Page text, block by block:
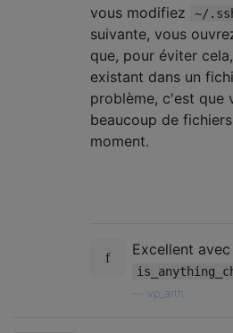
vous modifiez
~/
suivante, vous
que, pour éviter
existant dans un
problème, c'est que
beaucoup de
moment.
Excellent
vp_arth